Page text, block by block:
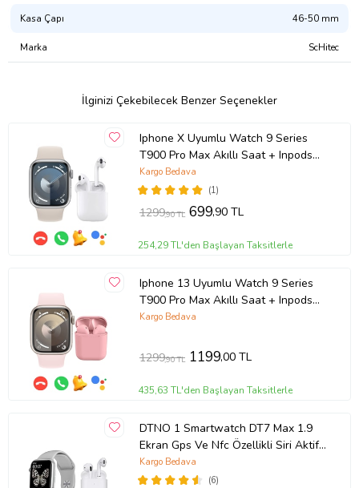
Çekçe, Lehçe, İspanyolca, Almanca, Rusça, Portekizce, Fransızca,
için uygun değildir, sıçramalara karşı dayanıklıdır.
kcm22103297
Kasa Çapı 46-50 mm
Marka ScHitec
İlginizi Çekebilecek Benzer Seçenekler
Iphone X Uyumlu Watch 9 Series
T900 Pro Max Akıllı Saat + Inpods
i12 Bluetooth Kulaklık (Gri)
(1)
Kargo Bedava
1299,90 TL 699,90 TL
254,29 TL'den Başlayan Taksitlerle
Iphone 13 Uyumlu Watch 9 Series
T900 Pro Max Akıllı Saat + Inpods
i12 Bluetooth Kulaklık (Pembe)
Kargo Bedava
1299,90 TL 1199,00 TL
435,63 TL'den Başlayan Taksitlerle
DTNO 1 Smartwatch DT7 Max 1.9
Ekran Gps Ve Nfc Özellikli Siri Aktif
Smartwatch Akıllı Saat Ve Pro 5
Bluetooth Kulaklık (Gümüş)
(6)
Kargo Bedava